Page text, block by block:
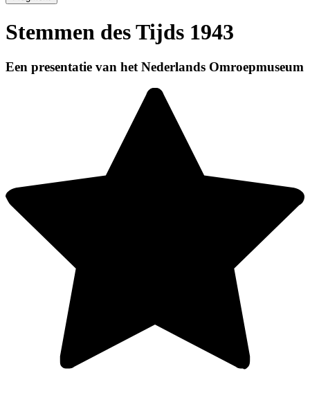
Stemmen des Tijds 1943
Een presentatie van het Nederlands Omroepmuseum